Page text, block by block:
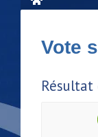
Vote
Résultat